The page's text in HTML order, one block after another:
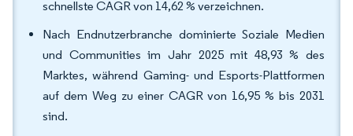
schnellste CAGR von 14,62 % verzeichnen.
Nach Endnutzerbranche dominierte Soziale Medien
und Communities im Jahr 2025 mit 48,93 % des
Marktes, während Gaming- und Esports-Plattformen
auf dem Weg zu einer CAGR von 16,95 % bis 2031
sind.